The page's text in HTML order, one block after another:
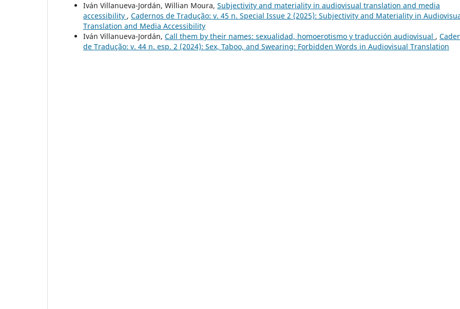
Iván Villanueva-Jordán, Willian Moura, Subjectivity and materiality in audiovisual translation and media
accessibility , Cadernos de Tradução: v. 45 n. Special Issue 2 (2025): Subjectivity and Materiality in
Translation and Media Accessibility
Iván Villanueva-Jordán, Call them by their names: sexualidad, homoerotismo y traducción audiovisual ,
de Tradução: v. 44 n. esp. 2 (2024): Sex, Taboo, and Swearing: Forbidden Words in Audiovisual Translation